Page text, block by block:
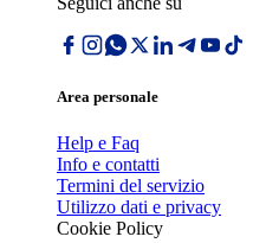
Area personale
Help e Faq
Info e contatti
Termini del servizio
Utilizzo dati e privacy
Cookie Policy